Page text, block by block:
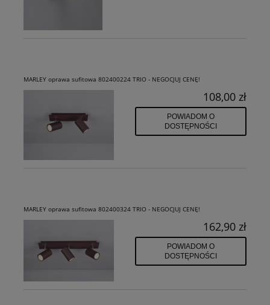
MARLEY oprawa sufitowa 802400224 TRIO - NEGOCJUJ CENĘ!
108,00 zł
POWIADOM O
DOSTĘPNOŚCI
MARLEY oprawa sufitowa 802400324 TRIO - NEGOCJUJ CENĘ!
162,90 zł
POWIADOM O
DOSTĘPNOŚCI